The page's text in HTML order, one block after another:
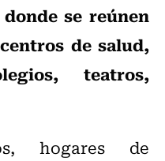
se reúnen
de salud,
teatros,
hogares de